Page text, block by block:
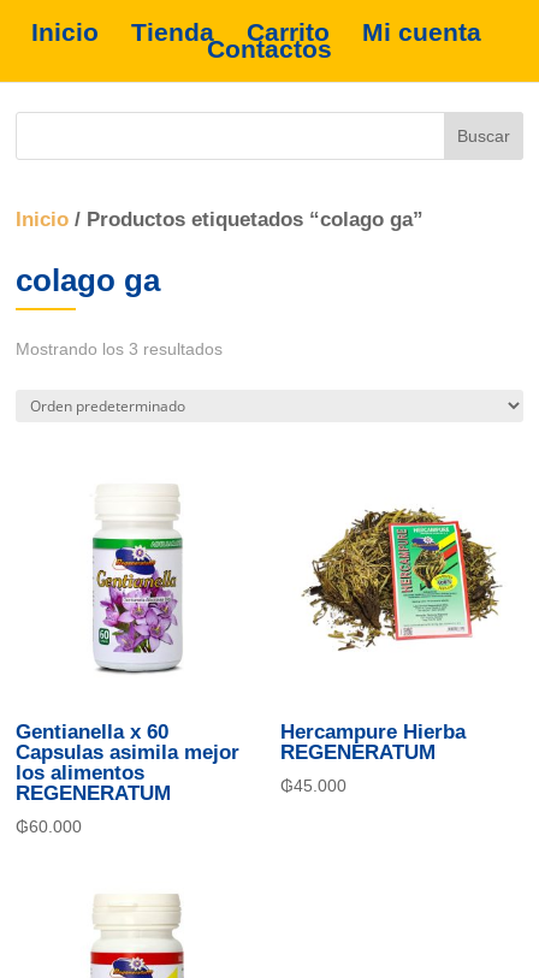
Inicio Tienda Carrito Mi cuenta
Contactos
Inicio / Productos etiquetados “colago ga”
colago ga
Mostrando los 3 resultados
Gentianella x 60
Capsulas asimila mejor
los alimentos
REGENERATUM
₲60.000
Hercampure Hierba
REGENERATUM
₲45.000